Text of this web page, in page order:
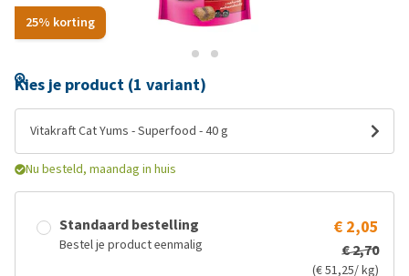
25% korting
Kies je product (1 variant)
Vitakraft Cat Yums - Superfood - 40 g
Nu besteld, maandag in huis
Standaard bestelling
Bestel je product eenmalig
€ 2,05
€ 2,70
(€ 51,25/ kg)